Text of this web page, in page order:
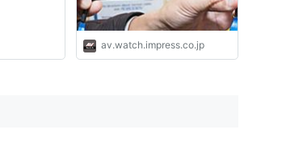
av.watch.impress.co.jp